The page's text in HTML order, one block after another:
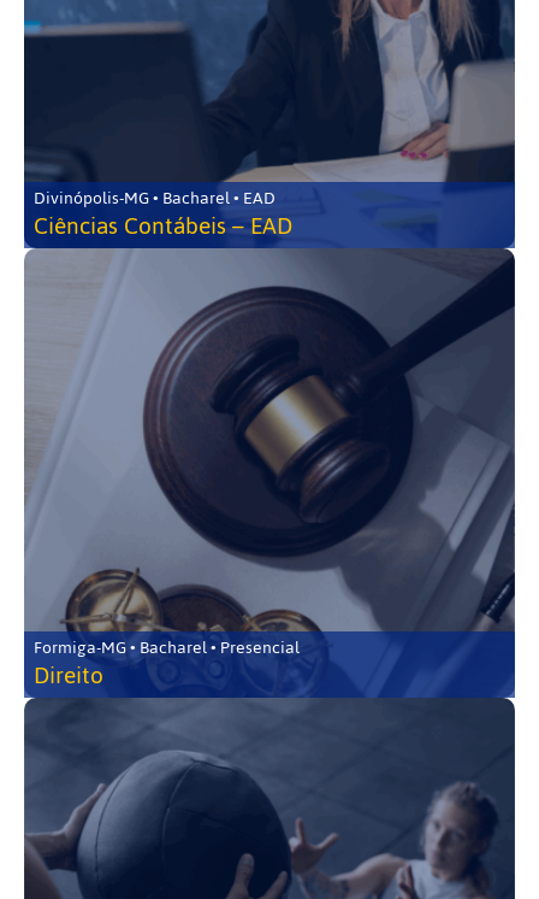
Divinópolis-MG • Bacharel • EAD
Ciências Contábeis – EAD
Formiga-MG • Bacharel • Presencial
Direito